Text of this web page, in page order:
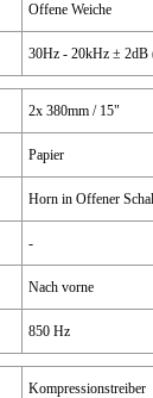
Offene Weiche
30Hz - 20kHz ± 2dB
2x 380mm / 15"
Papier
Horn in Offener
-
Nach vorne
850 Hz
Kompressionstreiber